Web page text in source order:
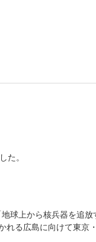
た。
球上から核兵器を追
る広島に向けて東京